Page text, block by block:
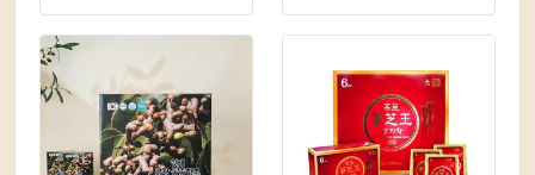
70ml x 30 Gói